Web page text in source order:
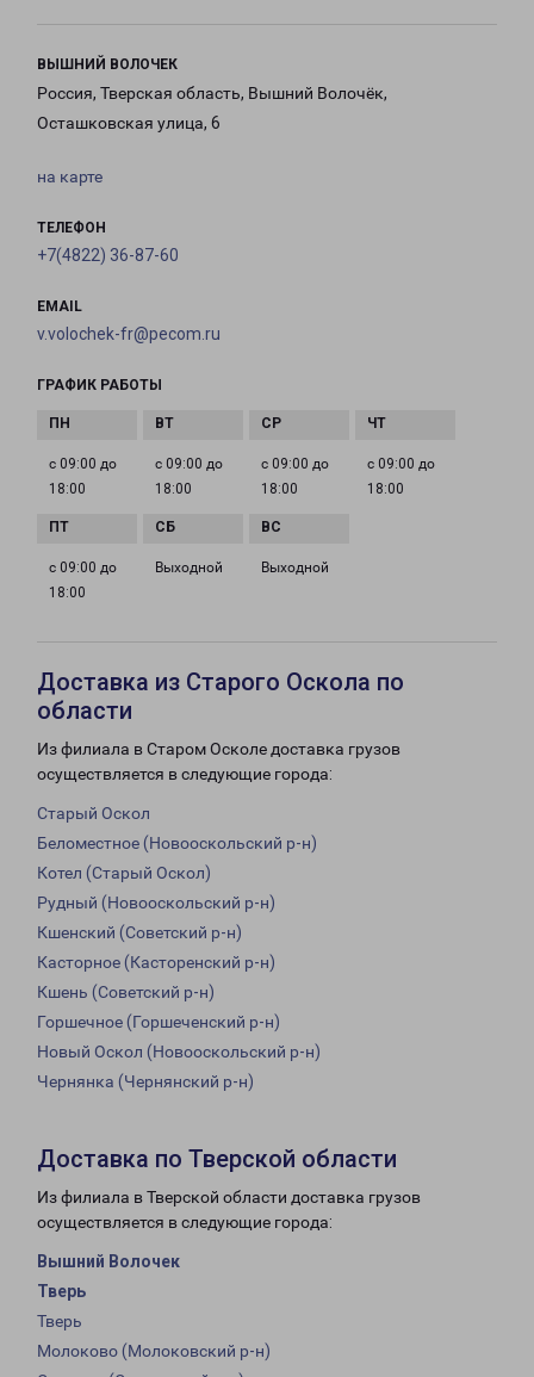
ВЫШНИЙ ВОЛОЧЕК
Россия, Тверская область, Вышний Волочёк,
Осташковская улица, 6
на карте
ТЕЛЕФОН
+7(4822) 36-87-60
EMAIL
v.volochek-fr@pecom.ru
ГРАФИК РАБОТЫ
с 09:00 до
18:00
с 09:00 до
18:00
с 09:00 до
18:00
с 09:00 до
18:00
с 09:00 до
18:00
Выходной Выходной
Доставка из Старого Оскола по
области
Из филиала в Старом Осколе доставка грузов
осуществляется в следующие города:
Старый Оскол
Беломестное (Новооскольский р-н)
Котел (Старый Оскол)
Рудный (Новооскольский р-н)
Кшенский (Советский р-н)
Касторное (Касторенский р-н)
Кшень (Советский р-н)
Горшечное (Горшеченский р-н)
Новый Оскол (Новооскольский р-н)
Чернянка (Чернянский р-н)
Доставка по Тверской области
Из филиала в Тверской области доставка грузов
осуществляется в следующие города:
Вышний Волочек
Тверь
Тверь
Молоково (Молоковский р-н)